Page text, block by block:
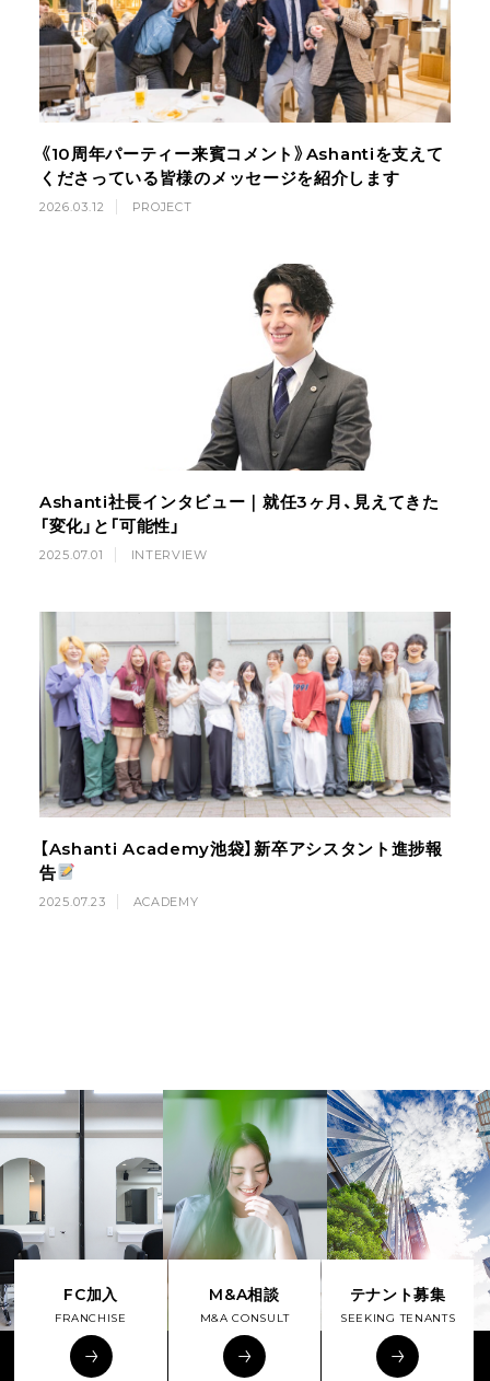
《10周年パーティー来賓コメント》Ashantiを支えて
くださっている皆様のメッセージを紹介します
2026.03.12 PROJECT
Ashanti社長インタビュー｜就任3ヶ月、見えてきた
「変化」と「可能性」
2025.07.01 INTERVIEW
【Ashanti Academy池袋】新卒アシスタント進捗報
告
2025.07.23 ACADEMY
FC加入
FRANCHISE
M&A相談
M&A CONSULT
テナント募集
SEEKING TENANTS